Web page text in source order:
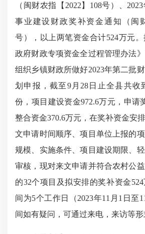
（闽财农指【 2022】 108号）
事业建设财政奖补资金通知（闽
号）
， 以上两笔资金合计524万元
政府财政专项资金全过程管理办法
组织乡镇财政所做好2023年第二批
划申报 ，截至9月28日止全县共收
份，项目建设资金972.6万元，申请
整合资金370.6万元，在奖补资金安
文申请时间顺序、项目单位 上报的
规模、实施条件、项目建设期限、
审核，现对来文申请并符合农村公
的32个项目及拟安排的奖补资金
间为5个工作日（2023年11月1日至
间如有疑问，可通过来电，来访等形